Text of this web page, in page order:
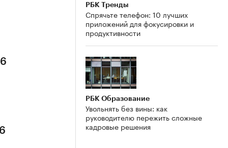
РБК Тренды
Спрячьте телефон: 10 лучших
приложений для фокусировки и
продуктивности
РБК Образование
Увольнять без вины: как
руководителю пережить сложные
кадровые решения